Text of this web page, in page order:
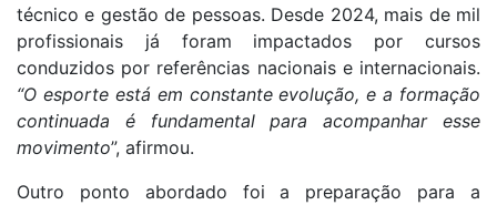
técnico e gestão de pessoas. Desde 2024, mais de mil
profissionais já foram impactados por cursos
conduzidos por referências nacionais e internacionais.
“O esporte está em constante evolução, e a formação
continuada é fundamental para acompanhar esse
movimento”, afirmou.
Outro ponto abordado foi a preparação para a